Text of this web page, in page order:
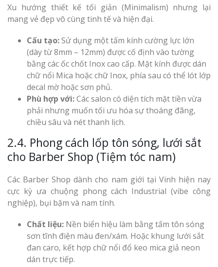
Xu hướng thiết kế tối giản (Minimalism) nhưng lại
mang vẻ đẹp vô cùng tinh tế và hiện đại.
Cấu tạo:Sử dụng một tấm kính cường lực lớn
(dày từ 8mm – 12mm) được cố định vào tường
bằng các ốc chốt Inox cao cấp. Mặt kính được dán
chữ nổi Mica hoặc chữ Inox, phía sau có thể lót lớp
decal mờ hoặc sơn phủ.
Phù hợp với:Các salon có diện tích mặt tiền vừa
phải nhưng muốn tối ưu hóa sự thoáng đãng,
chiều sâu và nét thanh lịch.
2.4. Phong cách lốp tôn sóng, lưới sắt
cho Barber Shop (Tiệm tóc nam)
Các Barber Shop dành cho nam giới tại Vinh hiện nay
cực kỳ ưa chuộng phong cách Industrial (vibe công
nghiệp), bụi bặm và nam tính.
Chất liệu: Nền biển hiệu làm bằng tấm tôn sóng
sơn tĩnh điện màu đen/xám. Hoặc khung lưới sắt
đan caro, kết hợp chữ nổi đổ keo mica giả neon
dán trực tiếp.